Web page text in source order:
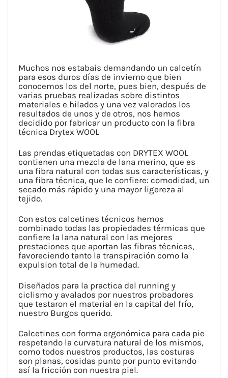
Muchos nos estabais demandando un calcetín
para esos duros días de invierno que bien
conocemos los del norte, pues bien, después de
varias pruebas realizadas sobre distintos
materiales e hilados y una vez valorados los
resultados de unos y de otros, nos hemos
decidido por fabricar un producto con la fibra
técnica Drytex WOOL
Las prendas etiquetadas con DRYTEX WOOL
contienen una mezcla de lana merino, que es
una fibra natural con todas sus características, y
una fibra técnica, que le confiere: comodidad, un
secado más rápido y una mayor ligereza al
tejido.
Con estos calcetines técnicos hemos
combinado todas las propiedades térmicas que
confiere la lana natural con las mejores
prestaciones que aportan las fibras técnicas,
favoreciendo tanto la transpiración como la
expulsion total de la humedad.
Diseñados para la practica del running y
ciclismo y avalados por nuestros probadores
que testaron el material en la capital del frío,
nuestro Burgos querido.
Calcetines con forma ergonómica para cada pie
respetando la curvatura natural de los mismos,
como todos nuestros productos, las costuras
son planas, cosidas punto por punto evitando
así la fricción con nuestra piel.